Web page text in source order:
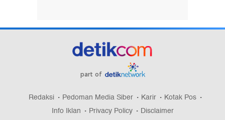
part of
Redaksi Pedoman Media Siber Karir
Kotak Pos
Info Iklan
Privacy Policy Disclaimer